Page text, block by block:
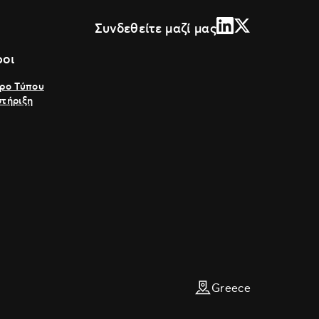
Συνδεθείτε μαζί μαςLinkedIn
X (Formally
Τύπου
Greece